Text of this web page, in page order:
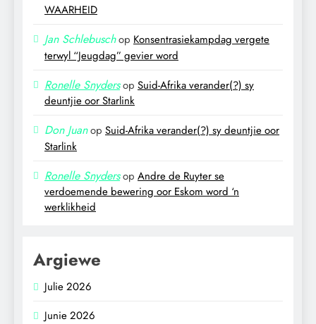
WAARHEID
Jan Schlebuschop Konsentrasiekampdag vergete
terwyl “Jeugdag” gevier word
Ronelle Snydersop Suid-Afrika verander(?) sy
deuntjie oor Starlink
Don Juanop Suid-Afrika verander(?) sy deuntjie oor
Starlink
Ronelle Snydersop Andre de Ruyter se
verdoemende bewering oor Eskom word ‘n
werklikheid
Argiewe
Julie 2026
Junie 2026